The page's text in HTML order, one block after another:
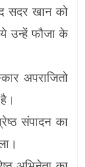
सदर खान को
ये उन्हें फौजा के
अपराजितो
संपादन का